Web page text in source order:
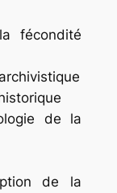
fécondité
de la
de la